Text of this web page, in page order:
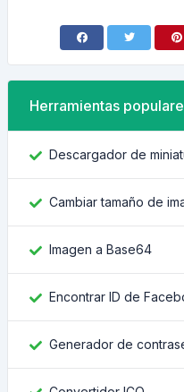
Herramientas
Descargador de
Cambiar tamaño de
Imagen a Base64
Encontrar ID de
Generador de